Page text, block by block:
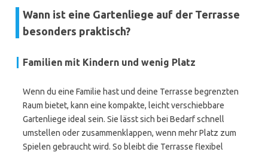
Wann ist eine Gartenliege auf der Terrasse
besonders praktisch?
Familien mit Kindern und wenig Platz
Wenn du eine Familie hast und deine Terrasse begrenzten
Raum bietet, kann eine kompakte, leicht verschiebbare
Gartenliege ideal sein. Sie lässt sich bei Bedarf schnell
umstellen oder zusammenklappen, wenn mehr Platz zum
Spielen gebraucht wird. So bleibt die Terrasse flexibel